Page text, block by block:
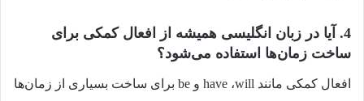
4. آیا در زبان انگلیسی همیشه از افعال کمکی برای
ساخت زمان‌ها استفاده می‌شود؟
افعال کمکی مانند have ،will و be برای ساخت بسیاری از زمان‌ها